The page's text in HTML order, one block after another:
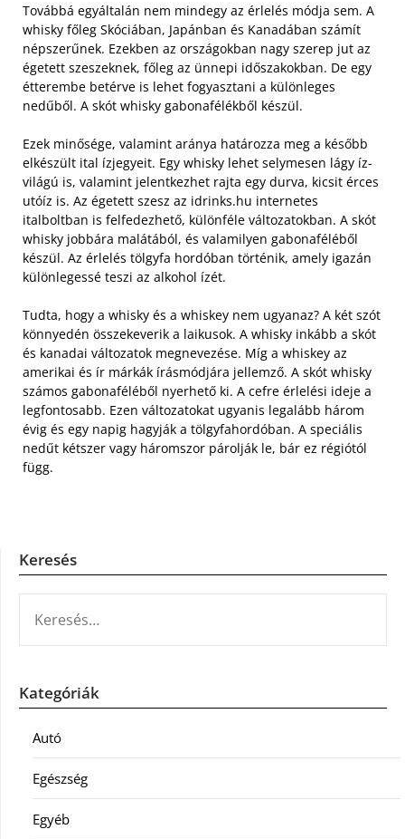
Továbbá egyáltalán nem mindegy az érlelés módja sem. A
whisky főleg Skóciában, Japánban és Kanadában számít
népszerűnek. Ezekben az országokban nagy szerep jut az
égetett szeszeknek, főleg az ünnepi időszakokban. De egy
étterembe betérve is lehet fogyasztani a különleges
nedűből. A skót whisky gabonafélékből készül.
Ezek minősége, valamint aránya határozza meg a később
elkészült ital ízjegyeit. Egy whisky lehet selymesen lágy íz-
világú is, valamint jelentkezhet rajta egy durva, kicsit érces
utóíz is. Az égetett szesz az idrinks.hu internetes
italboltban is felfedezhető, különféle változatokban. A skót
whisky jobbára malátából, és valamilyen gabonaféléből
készül. Az érlelés tölgyfa hordóban történik, amely igazán
különlegessé teszi az alkohol ízét.
Tudta, hogy a whisky és a whiskey nem ugyanaz? A két szót
könnyedén összekeverik a laikusok. A whisky inkább a skót
és kanadai változatok megnevezése. Míg a whiskey az
amerikai és ír márkák írásmódjára jellemző. A skót whisky
számos gabonaféléből nyerhető ki. A cefre érlelési ideje a
legfontosabb. Ezen változatokat ugyanis legalább három
évig és egy napig hagyják a tölgyfahordóban. A speciális
nedűt kétszer vagy háromszor párolják le, bár ez régiótól
függ.
Keresés
Kategóriák
Autó
Egészség
Egyéb